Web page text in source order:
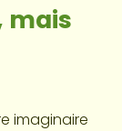
mais
imaginaire